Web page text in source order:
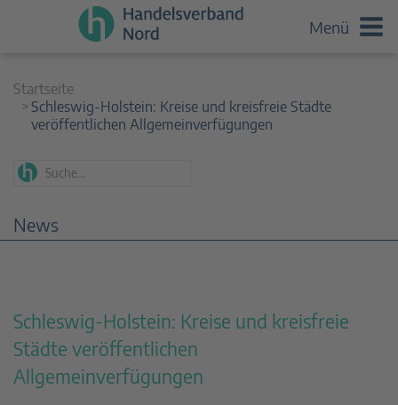
Menü
Startseite
Schleswig-Holstein: Kreise und kreisfreie Städte
veröffentlichen Allgemeinverfügungen
News
Schleswig-Holstein: Kreise und kreisfreie
Städte veröffentlichen
Allgemeinverfügungen